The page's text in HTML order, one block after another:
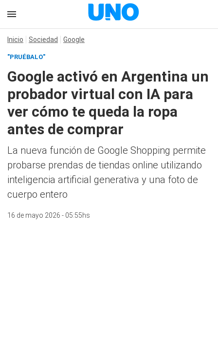
Inicio Sociedad Google
"PRUÉBALO"
Google activó en Argentina un
probador virtual con IA para
ver cómo te queda la ropa
antes de comprar
La nueva función de Google Shopping permite
probarse prendas de tiendas online utilizando
inteligencia artificial generativa y una foto de
cuerpo entero
16 de mayo 2026 - 05:55hs